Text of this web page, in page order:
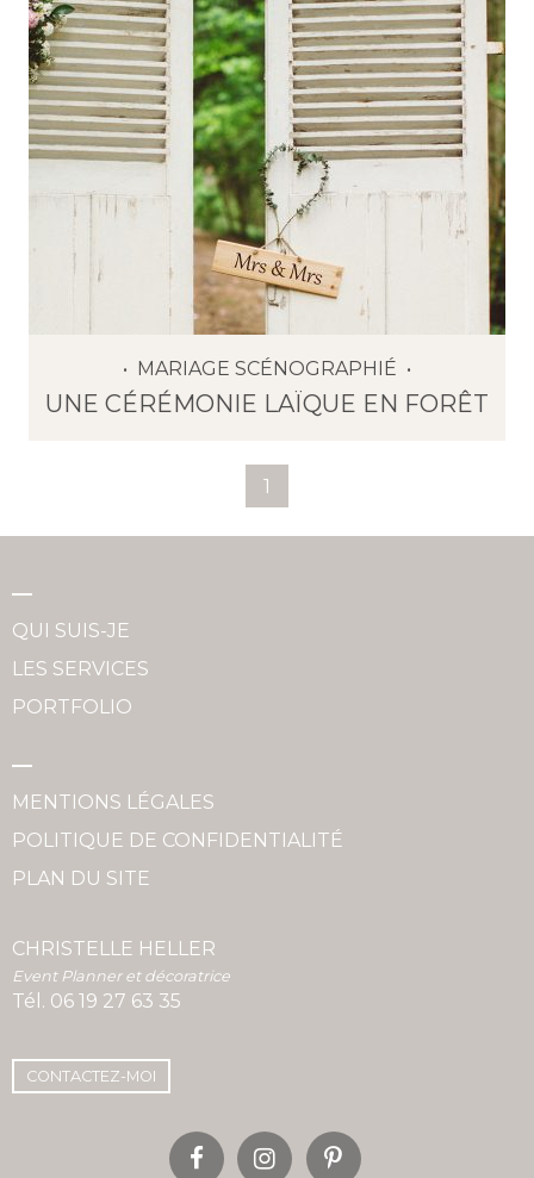
MARIAGE SCÉNOGRAPHIÉ
UNE CÉRÉMONIE LAÏQUE EN FORÊT
1
QUI SUIS-JE
LES SERVICES
PORTFOLIO
MENTIONS LÉGALES
POLITIQUE DE CONFIDENTIALITÉ
PLAN DU SITE
CHRISTELLE HELLER
Event Planner et décoratrice
Tél. 06 19 27 63 35
CONTACTEZ-MOI